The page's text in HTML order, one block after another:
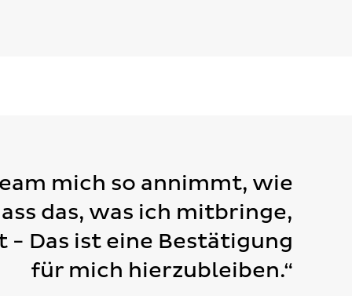
mich so annimmt, wie
das, was ich mitbringe,
- Das ist eine Bestätigung
für mich hierzubleiben.“